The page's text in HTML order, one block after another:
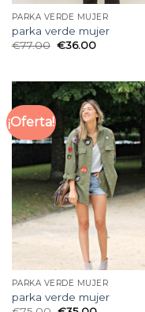
PARKA VERDE MUJER
parka verde mujer
€77.00 €36.00
¡Oferta!
PARKA VERDE MUJER
parka verde mujer